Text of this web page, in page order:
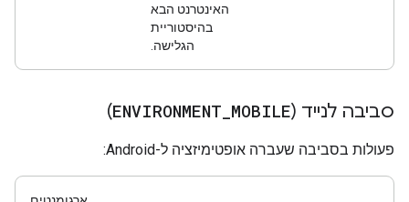
האינטרנט הבא
בהיסטוריית
הגלישה.
סביבה לנייד ( ENVIRONMENT MOBILE
)
פעולות בסביבה שעברה אופטימיזציה ל-Android: